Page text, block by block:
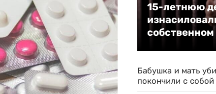
15-летнюю
Бабушка и мать
покончили с собой